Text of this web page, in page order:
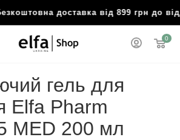
доставка від 899 грн до
0
гель для
Elfa Pharm
MED 200 мл